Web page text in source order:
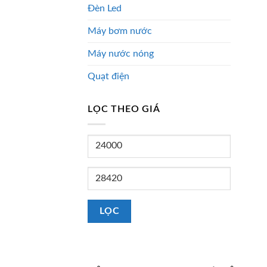
Đèn Led
Máy bơm nước
Máy nước nóng
Quạt điện
LỌC THEO GIÁ
Giá
thiểu
Giá
đa
LỌC